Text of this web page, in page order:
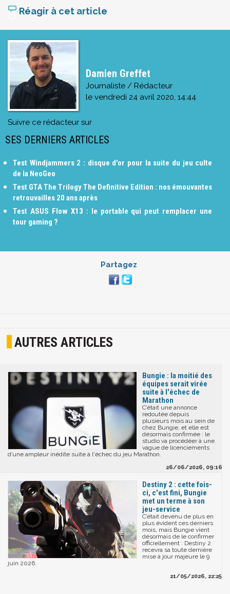
Réagir à cet article
Damien Greffet
Journaliste / Rédacteur
le vendredi 24 avril 2020, 14:44
Suivre ce rédacteur sur
SES DERNIERS ARTICLES
Test Windjammers 2 : disque d'or pour la suite du jeu culte
de la NeoGeo
Test GTA The Trilogy The Definitive Edition : nos émouvantes
retrouvailles 20 ans après
Test ASUS Flow X13 : le portable qui peut remplacer une
tour gaming ?
Partagez
AUTRES ARTICLES
Bungie : la moitié des
équipes serait virée
suite à l'échec de
Marathon
C’était une annonce
redoutée depuis
plusieurs mois au sein de
chez Bungie, et elle est
désormais confirmée : le
studio va procédéer à une
vague de licenciements
d’une ampleur inédite suite à l'échec du jeu Marathon.
26/06/2026, 09:16
Destiny 2 : cette fois-
ci, c'est fini, Bungie
met un terme à son
jeu-service
C’était devenu de plus en
plus évident ces derniers
mois, mais Bungie vient
désormais de le confirmer
officiellement : Destiny 2
recevra sa toute dernière
mise à jour majeure le 9
juin 2026.
21/05/2026, 22:25